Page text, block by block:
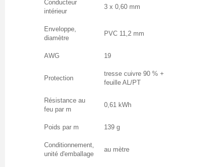
Conducteur
intérieur
3 x 0,60 mm
Enveloppe,
diamètre
PVC 11,2 mm
AWG 19
Protection
tresse cuivre 90 % +
feuille AL/PT
Résistance au
feu par m
0,61 kWh
Poids par m 139 g
Conditionnement,
unité d'emballage
au mètre